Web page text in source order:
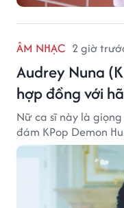
ÂM NHẠC 2 giờ
Audrey Nuna
hợp đồng với
Nữ ca sĩ này là
đám KPop Demon